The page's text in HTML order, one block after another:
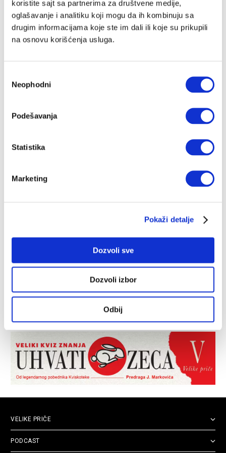
koristite sajt sa partnerima za društvene medije,
oglašavanje i analitiku koji mogu da ih kombinuju sa
drugim informacijama koje ste im dali ili koje su prikupili
na osnovu korišćenja usluga.
сагласности
Neophodni
Podešavanja
Statistika
Marketing
Pokaži detalje
Dozvoli sve
Dozvoli izbor
Odbij
VELIKE PRIČE
PODCAST